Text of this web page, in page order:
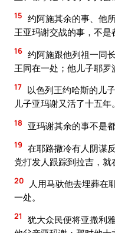
15 约阿施其余的事、他
王亚玛谢交战的事，不是
16 约阿施跟他列祖一同
王同在一处；他儿子耶罗
17 以色列王约哈斯的儿
儿子亚玛谢又活了十五年。
18 亚玛谢其余的事不是
19 在耶路撒冷有人阴谋
党打发人跟踪到拉吉，就
20
人用马驮他去埋葬在
一处。
21
犹大众民便将亚撒利